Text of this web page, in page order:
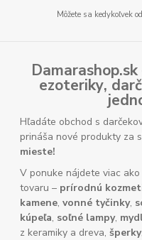
Môžete sa kedykoľvek
ezoteriky,
Hľadáte obchod s
prináša nové produkty za
mieste!
V ponuke nájdete viac ako
tovaru – prírodnú
kamene,vonné tyčinky,
kúpeľa, soľné lampy,
z keramiky a dreva,šperky